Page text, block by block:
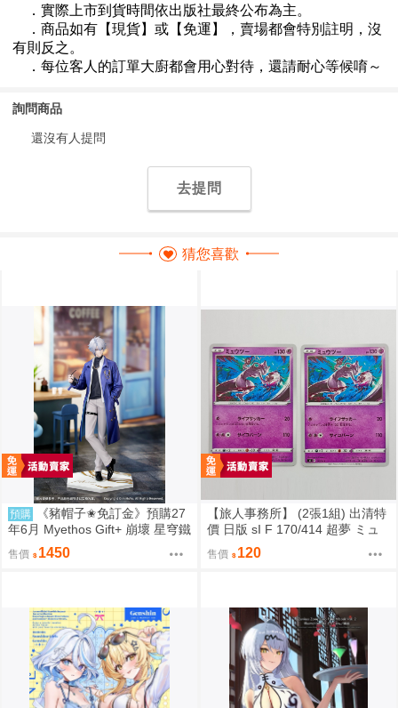
詢問商品
還沒有人提問
去提問
猜您喜歡
預購
《豬帽子✬免訂金》預購27
年6月 Myethos Gift+ 崩壞 星穹鐵
道 白厄 列車環遊記Ver 1/8 1011
售價 1450
【旅人事務所】 (2張1組) 出清特
價 日版 sI F 170/414 超夢 ミュ
ウツー PTCG 寶可夢 卡牌【原售
價480元 特價120元】
售價 120